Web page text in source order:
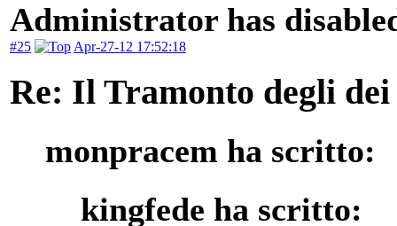
Administrator has
#25 Apr-27-12 17:52:18
Re: Il Tramonto degli dei
monpracem ha scritto:
kingfede ha scritto: